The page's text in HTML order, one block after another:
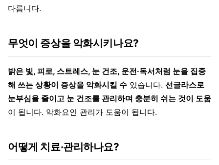
다릅니다.
무엇이 증상을 악화시키나요?
밝은 빛, 피로, 스트레스, 눈 건조, 운전·독서처럼 눈을 집중
해 쓰는 상황이 증상을 악화시킬 수 있습니다. 선글라스로
눈부심을 줄이고 눈 건조를 관리하며 충분히 쉬는 것이 도움
이 됩니다. 악화요인 관리가 도움이 됩니다.
어떻게 치료·관리하나요?